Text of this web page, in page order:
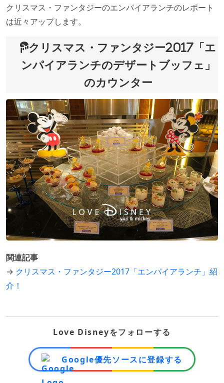
クリスマス・ファンタジーのエンパイアランチのレポート
は近々アップします。
クリスマス・ファンタジー2017「エ
ンパイアランチのデザートブッフェ」
のカウンター
関連記事
→ クリスマス・ファンタジー2017「エンパイアランチ」紹
介！
Love Disneyをフォローする
Google優先ソースに登録する